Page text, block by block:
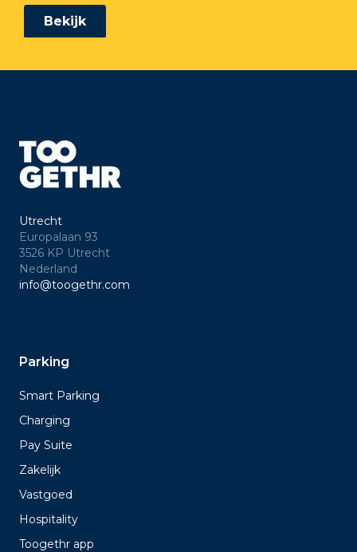
Utrecht
Europalaan 93
3526 KP Utrecht
Nederland
info@toogethr.com
Parking
Smart Parking
Charging
Pay Suite
Zakelijk
Vastgoed
Hospitality
Toogethr app